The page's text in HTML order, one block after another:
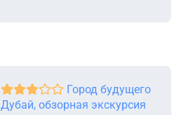
Город будущего
Дубай, обзорная экскурсия